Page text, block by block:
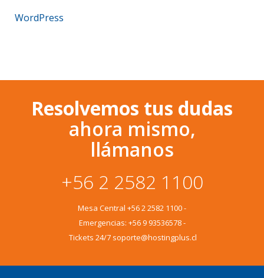
WordPress
Resolvemos tus dudas
ahora mismo,
llámanos
+56 2 2582 1100
Mesa Central +56 2 2582 1100-
Emergencias: +56 9 93536578-
Tickets 24/7 soporte@hostingplus.cl